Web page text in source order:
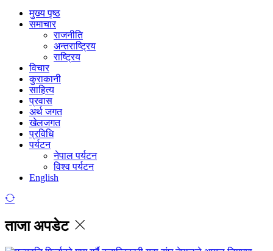
मुख्य पृष्ठ
समाचार
राजनीति
अन्तराष्ट्रिय
राष्ट्रिय
विचार
कुराकानी
साहित्य
प्रवास
अर्थ जगत
खेलजगत
प्रविधि
पर्यटन
नेपाल पर्यटन
विश्व पर्यटन
English
ताजा अपडेट